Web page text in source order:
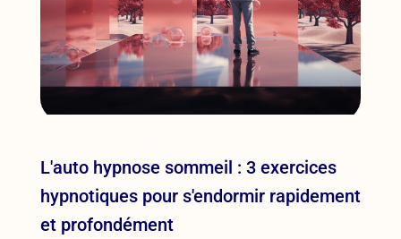
L'auto hypnose sommeil : 3 exercices
hypnotiques pour s'endormir rapidement
et profondément